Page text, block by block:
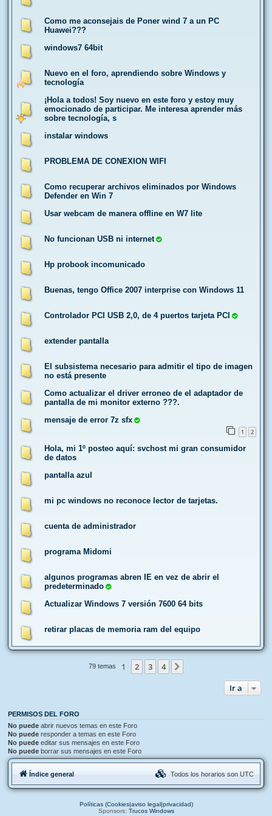
Como me aconsejais de Poner wind 7 a un PC
Huawei???
windows7 64bit
Nuevo en el foro, aprendiendo sobre Windows y
tecnología
¡Hola a todos! Soy nuevo en este foro y estoy muy
emocionado de participar. Me interesa aprender más
sobre tecnología, s
instalar windows
PROBLEMA DE CONEXION WIFI
Como recuperar archivos eliminados por Windows
Defender en Win 7
Usar webcam de manera offline en W7 lite
No funcionan USB ni internet
Hp probook incomunicado
Buenas, tengo Office 2007 interprise con Windows 11
Controlador PCI USB 2,0, de 4 puertos tarjeta PCI
extender pantalla
El subsistema necesario para admitir el tipo de imagen
no está presente
Como actualizar el driver erroneo de el adaptador de
pantalla de mi monitor externo ???.
mensaje de error 7z sfx
1 2
Hola, mi 1º posteo aquí: svchost mi gran consumidor
de datos
pantalla azul
mi pc windows no reconoce lector de tarjetas.
cuenta de administrador
programa Midomi
algunos programas abren IE en vez de abrir el
predeterminado
Actualizar Windows 7 versión 7600 64 bits
retirar placas de memoria ram del equipo
79 temas 1 2 3 4
Ir a
PERMISOS DEL FORO
No puede abrir nuevos temas en este Foro
No puede responder a temas en este Foro
No puede editar sus mensajes en este Foro
No puede borrar sus mensajes en este Foro
Índice general Todos los horarios son UTC
Políticas (Cookies|aviso legal|privacidad)
Sponsors: Trucos Windows